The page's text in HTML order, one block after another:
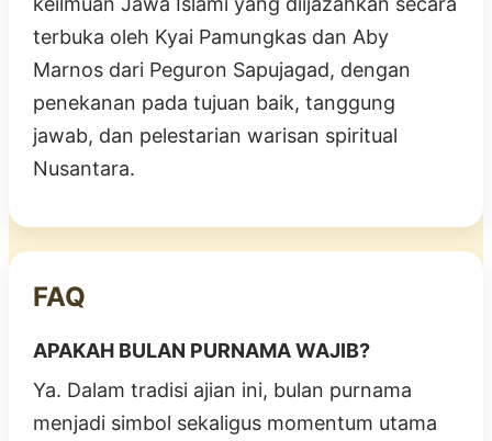
terbuka oleh Kyai Pamungkas dan Aby
Marnos dari Peguron Sapujagad, dengan
penekanan pada tujuan baik, tanggung
jawab, dan pelestarian warisan spiritual
Nusantara.
FAQ
APAKAH BULAN PURNAMA WAJIB?
Ya. Dalam tradisi ajian ini, bulan purnama
menjadi simbol sekaligus momentum utama